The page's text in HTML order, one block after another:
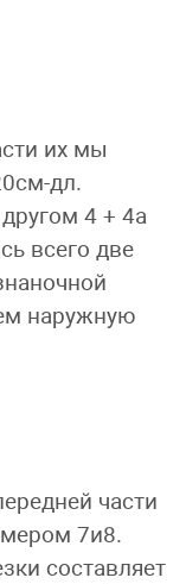
их мы
дл.
4 + 4а
всего две
наружную
части
7и8.
составляет